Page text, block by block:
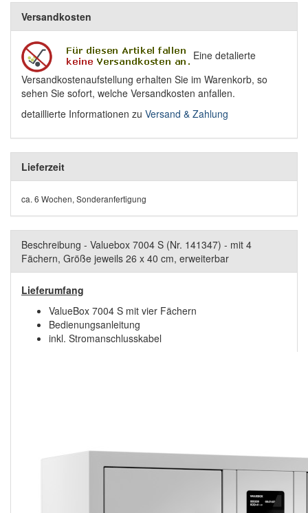
Versandkosten
Eine detalierte
Versandkostenaufstellung erhalten Sie im Warenkorb, so
sehen Sie sofort, welche Versandkosten anfallen.
detaillierte Informationen zu Versand & Zahlung
Lieferzeit
ca. 6 Wochen, Sonderanfertigung
Beschreibung - Valuebox 7004 S (Nr. 141347) - mit 4
Fächern, Größe jeweils 26 x 40 cm, erweiterbar
Lieferumfang
ValueBox 7004 S mit vier Fächern
Bedienungsanleitung
inkl. Stromanschlusskabel